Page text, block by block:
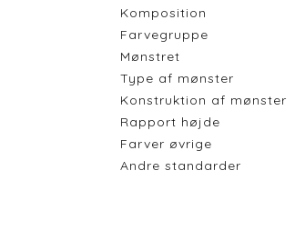
Komposition
Farvegruppe
Mønstret
Type af mønster
Konstruktion af mønster
Rapport højde
Farver øvrige
Andre standarder